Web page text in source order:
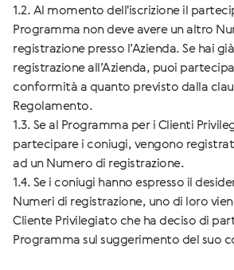
1.2. Al momento dell'iscrizione il
Programma non deve avere un altro
registrazione presso l’Azienda. Se hai
registrazione all’Azienda, puoi
conformità a quanto previsto dalla
Regolamento.
1.3. Se al Programma per i Clienti
partecipare i coniugi, vengono
ad un Numero di registrazione.
1.4. Se i coniugi hanno espresso il
Numeri di registrazione, uno di loro
Cliente Privilegiato che ha deciso di
Programma sul suggerimento del suo